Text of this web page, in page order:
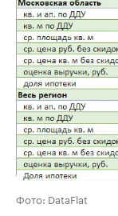
Фото: DataFlat